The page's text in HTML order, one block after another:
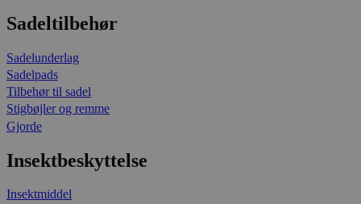
Sadeltilbehør
Sadelunderlag
Sadelpads
Tilbehør til sadel
Stigbøjler og remme
Gjorde
Insektbeskyttelse
Insektmiddel